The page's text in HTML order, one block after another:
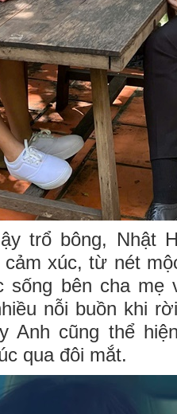
trổ bông, Nhật
cảm xúc, từ nét
sống bên cha mẹ
nỗi buồn khi
Anh cũng thể
qua đôi mắt.